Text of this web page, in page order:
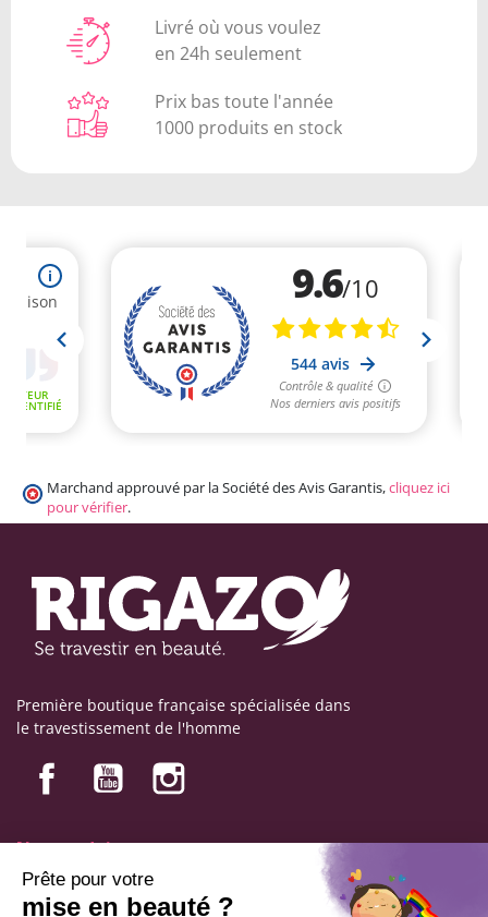
Livré où vous voulez
en 24h seulement
Prix bas toute l'année
1000 produits en stock
Marchand approuvé par la Société des Avis Garantis,cliquez ici
pour vérifier.
Première boutique française spécialisée dans
le travestissement de l'homme
Nos produits
Nos engagements